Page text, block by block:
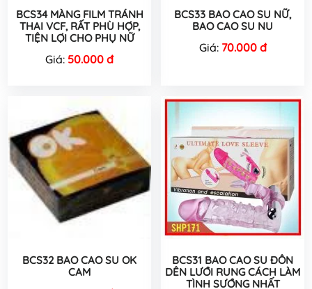
BCS34 MÀNG FILM TRÁNH
THAI VCF, RẤT PHÙ HỢP,
TIỆN LỢI CHO PHỤ NỮ
Giá: 50.000 đ
BCS33 BAO CAO SU NỮ,
BAO CAO SU NU
Giá: 70.000 đ
BCS32 BAO CAO SU OK
CAM
BCS31 BAO CAO SU ĐÔN
DÊN LƯỚI RUNG CÁCH LÀM
TÌNH SƯỚNG NHẤT